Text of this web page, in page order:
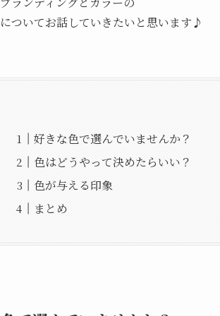
ついてお話していきたいと思います♪
好きな色で選んでいませんか？
色はどうやって決めたらいい？
色が与える印象
まとめ